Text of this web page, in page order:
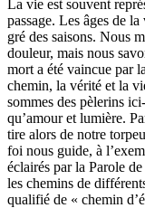
La vie est souvent
passage. Les âges de
gré des saisons. Nous
douleur, mais nous
mort a été vaincue par
chemin, la vérité et la
sommes des pèlerins
qu’amour et lumière.
tire alors de notre
foi nous guide, à
éclairés par la Parole
les chemins de
qualifié de « chemin